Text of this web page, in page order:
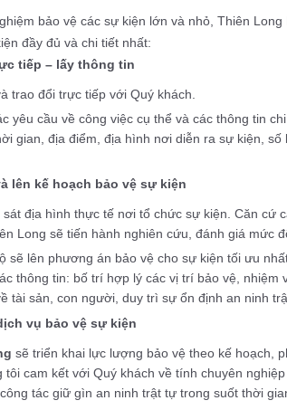
bảo vệ các sự kiện lớn và nhỏ, Thiên
đầy đủ và chi tiết nhất:
tiếp – lấy thông tin
trao đổi trực tiếp với Quý khách.
yêu cầu về công việc cụ thể và các thông tin
gian, địa điểm, địa hình nơi diễn ra sự kiện,
lên kế hoạch bảo vệ sự kiện
sát địa hình thực tế nơi tổ chức sự kiện. Căn cứ
Long sẽ tiến hành nghiên cứu, đánh giá mức
sẽ lên phương án bảo vệ cho sự kiện tối ưu
thông tin: bố trí hợp lý các vị trí bảo vệ,
tài sản, con người, duy trì sự ổn định an ninh
vụ bảo vệ sự kiện
sẽ triển khai lực lượng bảo vệ theo kế hoạch,
tôi cam kết với Quý khách về tính chuyên
tác giữ gìn an ninh trật tự trong suốt thời